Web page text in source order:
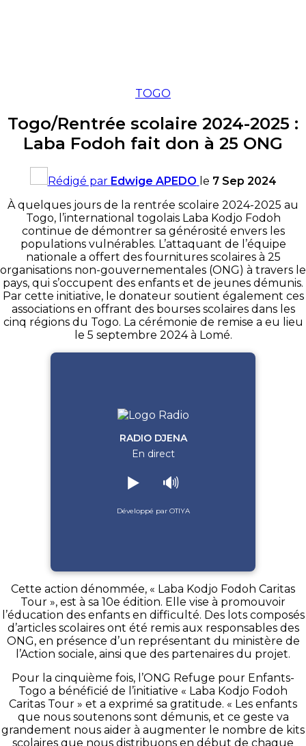
TOGO
Togo/Rentrée scolaire 2024-2025 :
Laba Fodoh fait don à 25 ONG
Rédigé par Edwige APEDO le 7 Sep 2024
À quelques jours de la rentrée scolaire 2024-2025 au
Togo, l’international togolais Laba Kodjo Fodoh
continue de démontrer sa générosité envers les
populations vulnérables. L’attaquant de l’équipe
nationale a offert des fournitures scolaires à 25
organisations non-gouvernementales (ONG) à travers le
pays, qui s’occupent des enfants et de jeunes démunis.
Par cette initiative, le donateur soutient également ces
associations en offrant des bourses scolaires dans les
cinq régions du Togo. La cérémonie de remise a eu lieu
le 5 septembre 2024 à Lomé.
RADIO DJENA
En direct
▶️ 🔊
Développé par OTIYA
Cette action dénommée, « Laba Kodjo Fodoh Caritas
Tour », est à sa 10e édition. Elle vise à promouvoir
l’éducation des enfants en difficulté. Des lots composés
d’articles scolaires ont été remis aux responsables des
ONG, en présence d’un représentant du ministère de
l’Action sociale, ainsi que des partenaires du projet.
Pour la cinquième fois, l’ONG Refuge pour Enfants-
Togo a bénéficié de l’initiative « Laba Kodjo Fodoh
Caritas Tour » et a exprimé sa gratitude. « Les enfants
que nous soutenons sont démunis, et ce geste va
grandement nous aider à augmenter le nombre de kits
scolaires que nous distribuons en début de chaque